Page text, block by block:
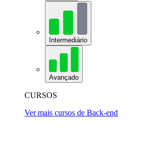
Intermediário
Avançado
CURSOS
Ver mais cursos de Back-end